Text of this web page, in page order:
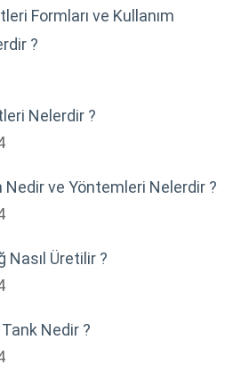
Formları ve Kullanım
?
Nelerdir ?
Nedir ve Yöntemleri Nelerdir ?
Nasıl Üretilir ?
Tank Nedir ?